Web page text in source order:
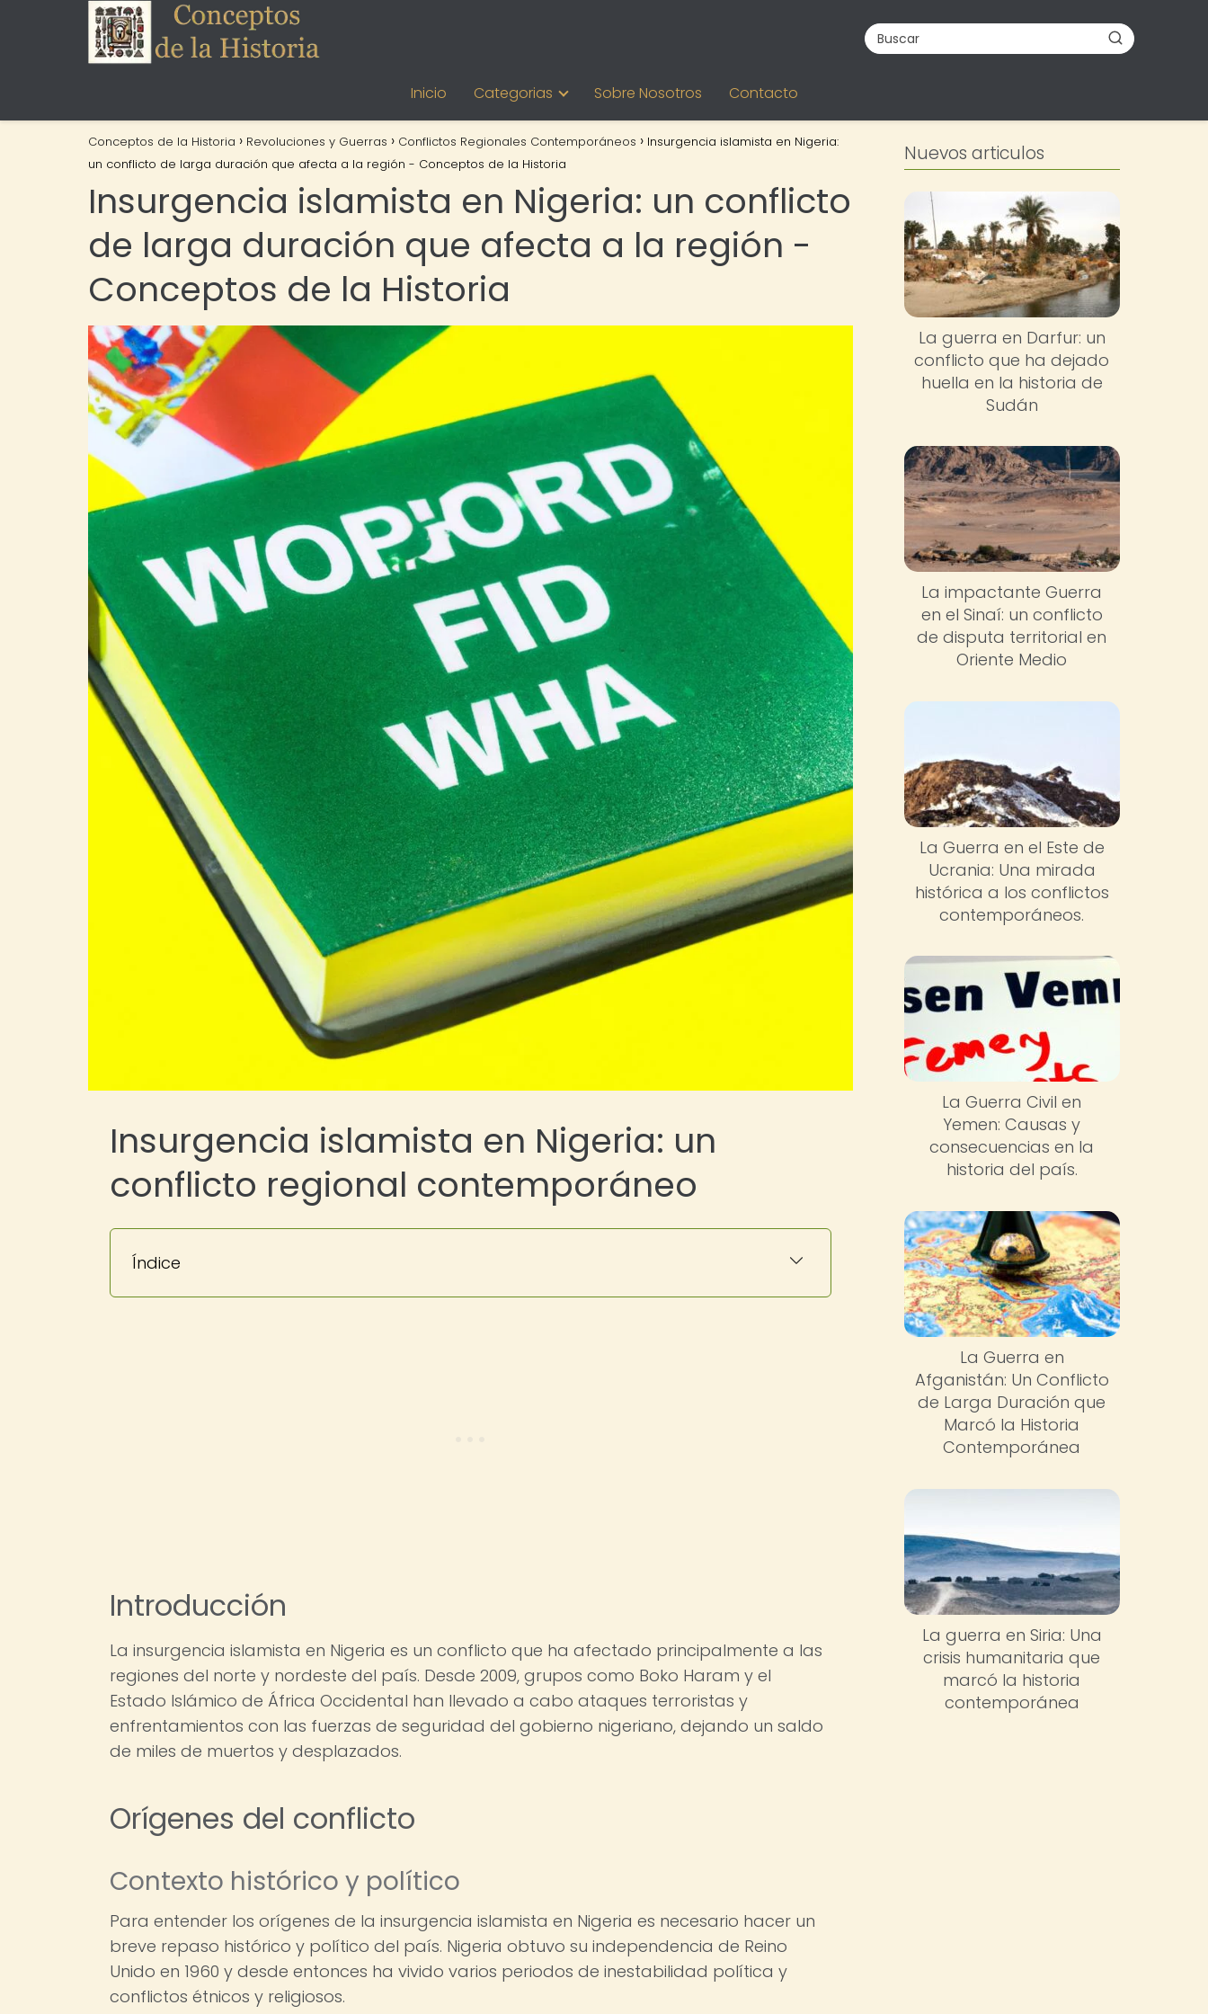
Inicio Categorias Sobre Nosotros Contacto
Conceptos de la Historia Revoluciones y Guerras Conflictos Regionales Contemporáneos
Insurgencia islamista en Nigeria:
un conflicto de larga duración que afecta a la región - Conceptos de la Historia
Insurgencia islamista en Nigeria: un conflicto
de larga duración que afecta a la región -
Conceptos de la Historia
Insurgencia islamista en Nigeria: un
conflicto regional contemporáneo
Índice
Introducción
La insurgencia islamista en Nigeria es un conflicto que ha afectado principalmente a las
regiones del norte y nordeste del país. Desde 2009, grupos como Boko Haram y el
Estado Islámico de África Occidental han llevado a cabo ataques terroristas y
enfrentamientos con las fuerzas de seguridad del gobierno nigeriano, dejando un saldo
de miles de muertos y desplazados.
Orígenes del conflicto
Contexto histórico y político
Para entender los orígenes de la insurgencia islamista en Nigeria es necesario hacer un
breve repaso histórico y político del país. Nigeria obtuvo su independencia de Reino
Unido en 1960 y desde entonces ha vivido varios periodos de inestabilidad política y
conflictos étnicos y religiosos.
Nuevos articulos
La guerra en Darfur: un
conflicto que ha dejado
huella en la historia de
Sudán
La impactante Guerra
en el Sinaí: un conflicto
de disputa territorial en
Oriente Medio
La Guerra en el Este de
Ucrania: Una mirada
histórica a los conflictos
contemporáneos.
La Guerra Civil en
Yemen: Causas y
consecuencias en la
historia del país.
La Guerra en
Afganistán: Un Conflicto
de Larga Duración que
Marcó la Historia
Contemporánea
La guerra en Siria: Una
crisis humanitaria que
marcó la historia
contemporánea